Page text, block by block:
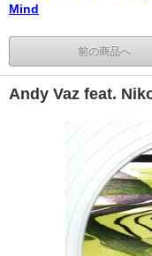
Mind
前の商品へ
Andy Vaz feat.